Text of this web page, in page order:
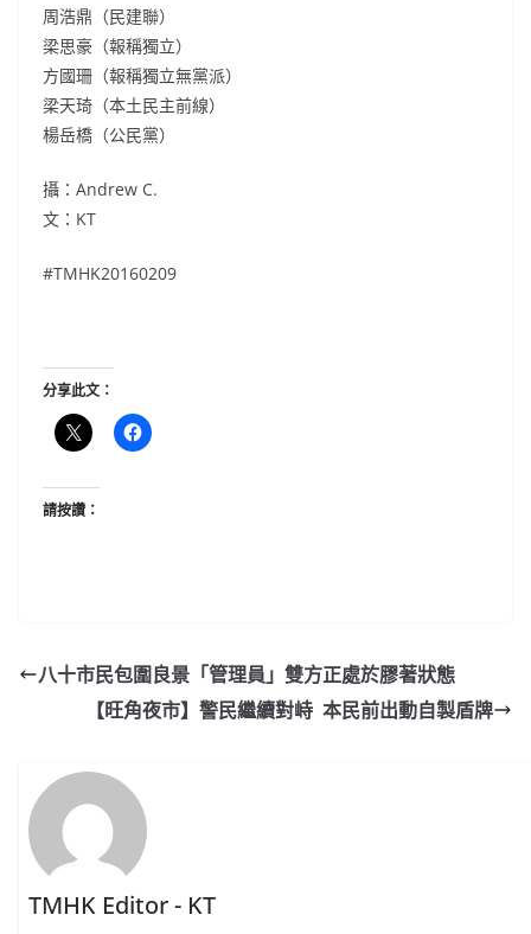
周浩鼎（民建聯）
梁思豪（報稱獨立）
方國珊（報稱獨立無黨派）
梁天琦（本土民主前線）
楊岳橋（公民黨）
攝：Andrew C.
文：KT
#‎TMHK20160209
分享此文：
請按讚：
八十市民包圍良景「管理員」雙方正處於膠著狀態
【旺角夜市】警民繼續對峙 本民前出動自製盾牌
TMHK Editor - KT